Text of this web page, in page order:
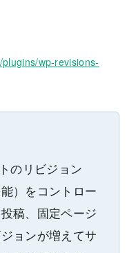
wp-revisions-
のリビジョン
）をコントロー
稿、固定ページ
ョンが増えてサ